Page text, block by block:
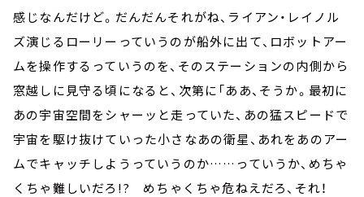
感じなんだけど。だんだんそれがね、ライアン・レイノル
ズ演じるローリーっていうのが船外に出て、ロボットアー
ムを操作するっていうのを、そのステーションの内側から
窓越しに見守る頃になると、次第に「ああ、そうか。最初に
あの宇宙空間をシャーッと走っていた、あの猛スピードで
宇宙を駆け抜けていった小さなあの衛星、あれをあのアー
ムでキャッチしようっていうのか……っていうか、めちゃ
くちゃ難しいだろ!? めちゃくちゃ危ねえだろ、それ！